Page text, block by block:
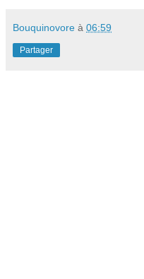
Bouquinovore à 06:59
Partager